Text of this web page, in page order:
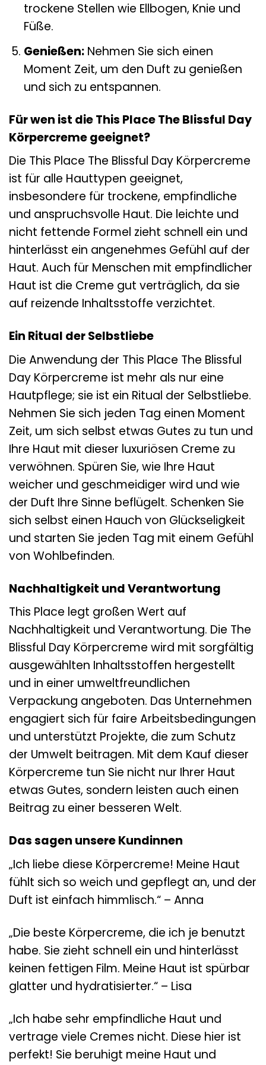
trockene Stellen wie Ellbogen, Knie und
Füße.
Genießen:Nehmen Sie sich einen
Moment Zeit, um den Duft zu genießen
und sich zu entspannen.
Für wen ist die This Place The Blissful Day
Körpercreme geeignet?
Die This Place The Blissful Day Körpercreme
ist für alle Hauttypen geeignet,
insbesondere für trockene, empfindliche
und anspruchsvolle Haut. Die leichte und
nicht fettende Formel zieht schnell ein und
hinterlässt ein angenehmes Gefühl auf der
Haut. Auch für Menschen mit empfindlicher
Haut ist die Creme gut verträglich, da sie
auf reizende Inhaltsstoffe verzichtet.
Ein Ritual der Selbstliebe
Die Anwendung der This Place The Blissful
Day Körpercreme ist mehr als nur eine
Hautpflege; sie ist ein Ritual der Selbstliebe.
Nehmen Sie sich jeden Tag einen Moment
Zeit, um sich selbst etwas Gutes zu tun und
Ihre Haut mit dieser luxuriösen Creme zu
verwöhnen. Spüren Sie, wie Ihre Haut
weicher und geschmeidiger wird und wie
der Duft Ihre Sinne beflügelt. Schenken Sie
sich selbst einen Hauch von Glückseligkeit
und starten Sie jeden Tag mit einem Gefühl
von Wohlbefinden.
Nachhaltigkeit und Verantwortung
This Place legt großen Wert auf
Nachhaltigkeit und Verantwortung. Die The
Blissful Day Körpercreme wird mit sorgfältig
ausgewählten Inhaltsstoffen hergestellt
und in einer umweltfreundlichen
Verpackung angeboten. Das Unternehmen
engagiert sich für faire Arbeitsbedingungen
und unterstützt Projekte, die zum Schutz
der Umwelt beitragen. Mit dem Kauf dieser
Körpercreme tun Sie nicht nur Ihrer Haut
etwas Gutes, sondern leisten auch einen
Beitrag zu einer besseren Welt.
Das sagen unsere Kundinnen
„Ich liebe diese Körpercreme! Meine Haut
fühlt sich so weich und gepflegt an, und der
Duft ist einfach himmlisch.“ – Anna
„Die beste Körpercreme, die ich je benutzt
habe. Sie zieht schnell ein und hinterlässt
keinen fettigen Film. Meine Haut ist spürbar
glatter und hydratisierter.“ – Lisa
„Ich habe sehr empfindliche Haut und
vertrage viele Cremes nicht. Diese hier ist
perfekt! Sie beruhigt meine Haut und